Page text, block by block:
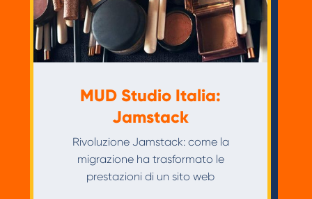
MUD Studio Italia:
Jamstack
Rivoluzione Jamstack: come la
migrazione ha trasformato le
prestazioni di un sito web